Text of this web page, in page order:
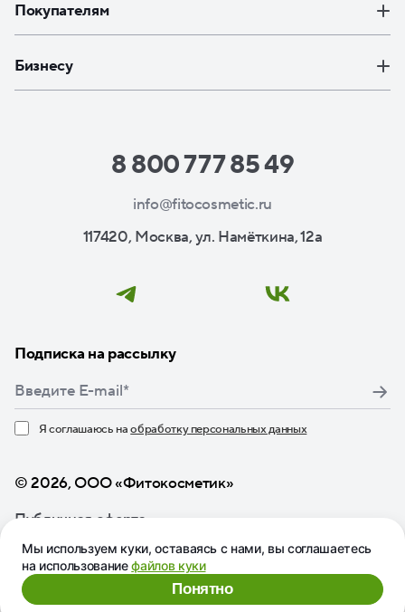
Покупателям
Бизнесу
8 800 777 85 49
info@fitocosmetic.ru
117420, Москва, ул. Намёткина, 12а
Подписка на рассылку
Я соглашаюсь наобработку персональных данных
© 2026, ООО «Фитокосметик»
Публичная оферта
Мы используем куки, оставаясь с нами, вы соглашаетесь
на использованиефайлов куки
Понятно